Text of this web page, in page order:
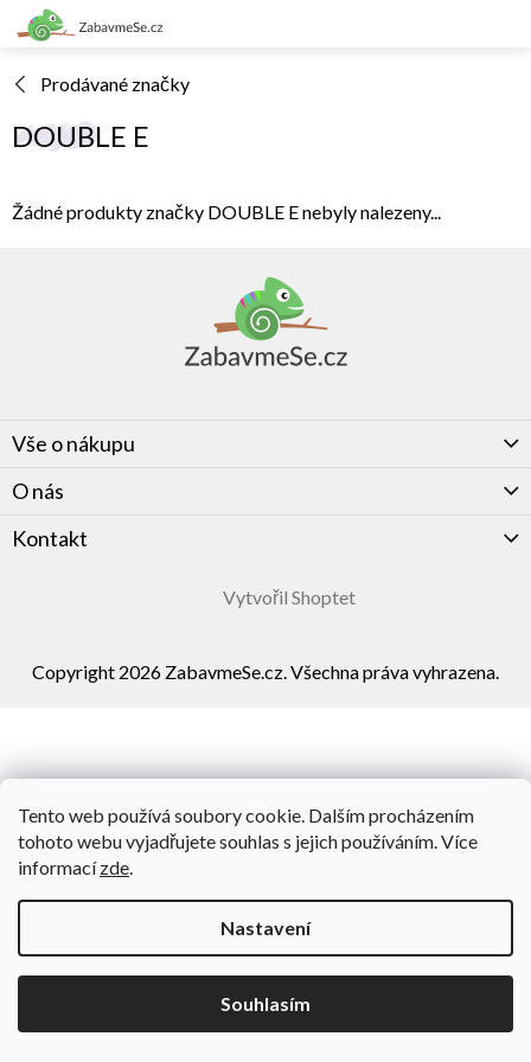
Tento web používá soubory cookie. Dalším procházením
tohoto webu vyjadřujete souhlas s jejich používáním. Více
informacízde.
Nastavení
Souhlasím
Přejít
na
Prodávané značky
DOUBLE E
Žádné produkty značky DOUBLE Enebyly nalezeny...
Vše o nákupu
O nás
Kontakt
Vytvořil Shoptet
Copyright 2026 ZabavmeSe.cz. Všechna práva vyhrazena.